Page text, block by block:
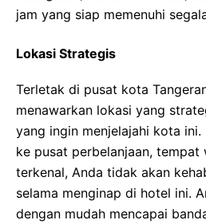
jam yang siap memenuhi
Lokasi Strategis
Terletak di pusat kota
menawarkan lokasi yang
yang ingin menjelajahi kota ini.
ke pusat perbelanjaan, tempat
terkenal, Anda tidak akan
selama menginap di hotel ini.
dengan mudah mencapai